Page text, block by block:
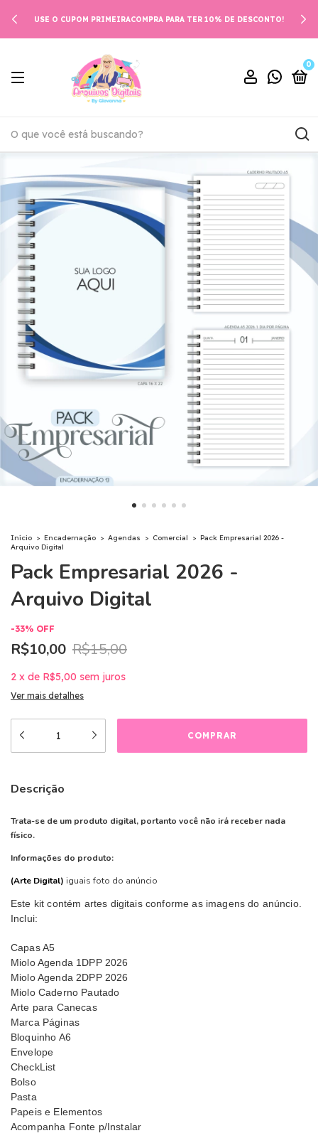
USE O CUPOM PRIMEIRACOMPRA PARA TER 10% DE DESCONTO!
0
Início > Encadernação > Agendas > Comercial > Pack Empresarial 2026 -
Arquivo Digital
Pack Empresarial 2026 -
Arquivo Digital
-33% OFF
R$10,00 R$15,00
2 x de R$5,00 sem juros
Ver mais detalhes
Descrição
Trata-se de um produto digital, portanto você não irá receber nada
físico.
Informações do produto:
(Arte Digital) iguais foto do anúncio
Este kit contém artes digitais conforme as imagens do anúncio.
Inclui:
Capas A5
Miolo Agenda 1DPP 2026
Miolo Agenda 2DPP 2026
Miolo Caderno Pautado
Arte para Canecas
Marca Páginas
Bloquinho A6
Envelope
CheckList
Bolso
Pasta
Papeis e Elementos
Acompanha Fonte p/Instalar